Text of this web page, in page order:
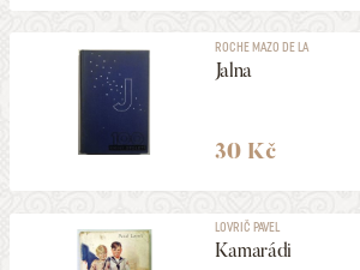
ROCHE MAZO DE LA
Jalna
30 Kč
LOVRIČ PAVEL
Kamarádi